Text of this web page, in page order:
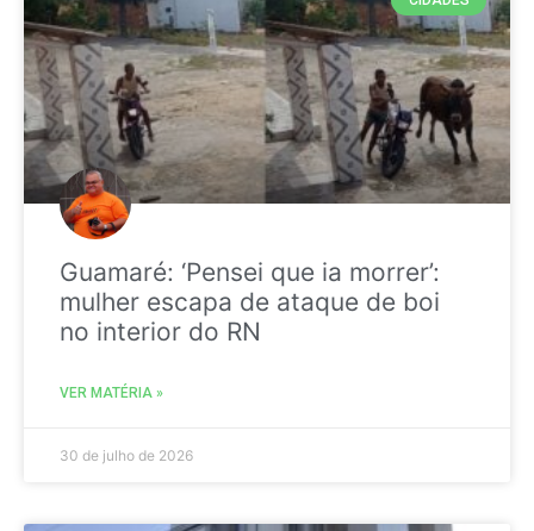
Guamaré: ‘Pensei que ia morrer’:
mulher escapa de ataque de boi
no interior do RN
VER MATÉRIA »
30 de julho de 2026